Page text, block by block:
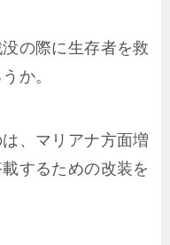
の際に生存者を救
か。
、マリアナ方面増
するための改装を